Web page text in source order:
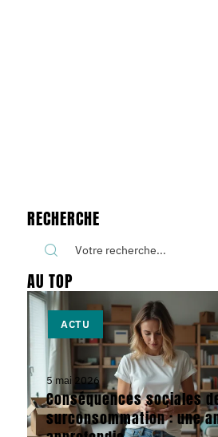
RECHERCHE
AU TOP
ACTU
5 mai 2026
Conséquences sociales
surconsommation : une